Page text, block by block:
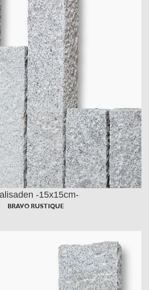
-15x15cm-
BRAVO RUSTIQUE